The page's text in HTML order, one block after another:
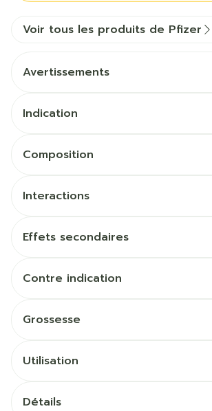
Voir tous les produits de Pfizer
Avertissements
Indication
Composition
Interactions
Effets secondaires
Contre indication
Grossesse
Utilisation
Détails